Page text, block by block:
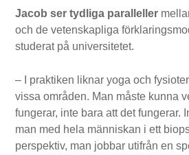
Jacob ser tydliga paralleller
och de vetenskapliga
studerat på universitetet.
– I praktiken liknar yoga och
vissa områden. Man måste kunna
fungerar, inte bara att det fungerar.
man med hela människan i ett
perspektiv, man jobbar utifrån en